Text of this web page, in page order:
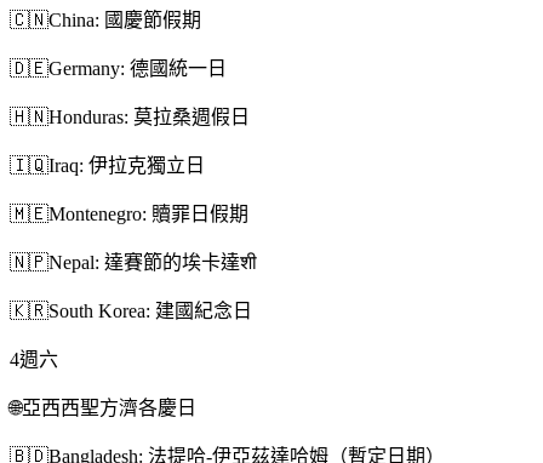
🇨🇳China: 國慶節假期
🇩🇪Germany: 德國統一日
🇭🇳Honduras: 莫拉桑週假日
🇮🇶Iraq: 伊拉克獨立日
🇲🇪Montenegro: 贖罪日假期
🇳🇵Nepal: 達賽節的埃卡達शी
🇰🇷South Korea: 建國紀念日
4週六
🌐亞西西聖方濟各慶日
🇧🇩Bangladesh: 法提哈-伊亞茲達哈姆（暫定日期）